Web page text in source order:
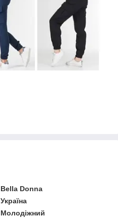
Bella Donna
Україна
Молодіжний